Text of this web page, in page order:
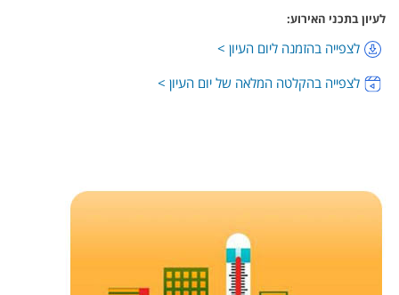
לעיון בתכני האירוע:
לצפייה בהזמנה ליום העיון >
לצפייה בהקלטה המלאה של יום העיון >